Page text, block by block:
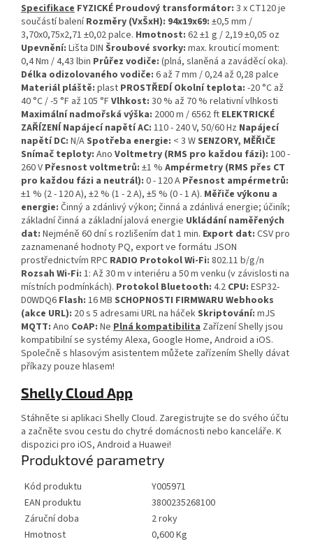
Specifikace FYZICKÉ Proudový transformátor: 3 x CT120 je
součástí baleníRozměry (VxŠxH): 94x19x69: ±0,5 mm /
3,70x0,75x2,71 ±0,02 palce. Hmotnost: 62 ±1 g / 2,19 ±0,05 oz
Upevnění: Lišta DIN Šroubové svorky: max. krouticí moment:
0,4 Nm / 4,43 lbin Průřez vodiče: (plná, slaněná a zaváděcí oka).
Délka odizolovaného vodiče: 6 až 7 mm / 0,24 až 0,28 palce
Materiál pláště: plast PROSTŘEDÍ Okolní teplota: -20 °C až
40 °C / -5 °F až 105 °F Vlhkost: 30 % až 70 % relativní vlhkosti
Maximální nadmořská výška: 2000 m / 6562 ft ELEKTRICKÉ
ZAŘÍZENÍ Napájecí napětí AC: 110 - 240 V, 50/60 Hz Napájecí
napětí DC: N/ASpotřeba energie: < 3 WSENZORY, MĚŘIČE
Snímač teploty: Ano Voltmetry (RMS pro každou fázi): 100 -
260 V Přesnost voltmetrů: ±1 % Ampérmetry (RMS přes CT
pro každou fázi a neutrál): 0 - 120 A Přesnost ampérmetrů:
±1 % (2 - 120 A), ±2 % (1 - 2 A), ±5 % (0 - 1 A). Měřiče výkonu a
energie: Činný a zdánlivý výkon; činná a zdánlivá energie; účiník;
základní činná a základní jalová energie Ukládání naměřených
dat: Nejméně 60 dní s rozlišením dat 1 min. Export dat: CSV pro
zaznamenané hodnoty PQ, export ve formátu JSON
prostřednictvím RPC RADIO Protokol Wi-Fi: 802.11 b/g/n
Rozsah Wi-Fi: 1: Až 30 m v interiéru a 50 m venku (v závislosti na
místních podmínkách). Protokol Bluetooth: 4.2 CPU: ESP32-
D0WDQ6 Flash: 16 MB SCHOPNOSTI FIRMWARU Webhooks
(akce URL): 20 s 5 adresami URL na háčekSkriptování: mJS
MQTT: Ano CoAP: Ne Plná kompatibilita Zařízení Shelly jsou
kompatibilní se systémy Alexa, Google Home, Android a iOS.
Společně s hlasovým asistentem můžete zařízením Shelly dávat
příkazy pouze hlasem!
Shelly Cloud App
Stáhněte si aplikaci Shelly Cloud. Zaregistrujte se do svého účtu
a začněte svou cestu do chytré domácnosti nebo kanceláře. K
dispozici pro iOS, Android a Huawei!
Produktové parametry
Kód produktu
Y005971
EAN produktu
3800235268100
Záruční doba
2 roky
Hmotnost
0,600 Kg